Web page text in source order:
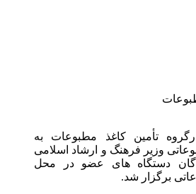
تأمین کاغذ مطبوعات به
وزیر فرهنگ و ارشاد اسلامی
دستگاه‌ های عضو در محل
برگزار شد.